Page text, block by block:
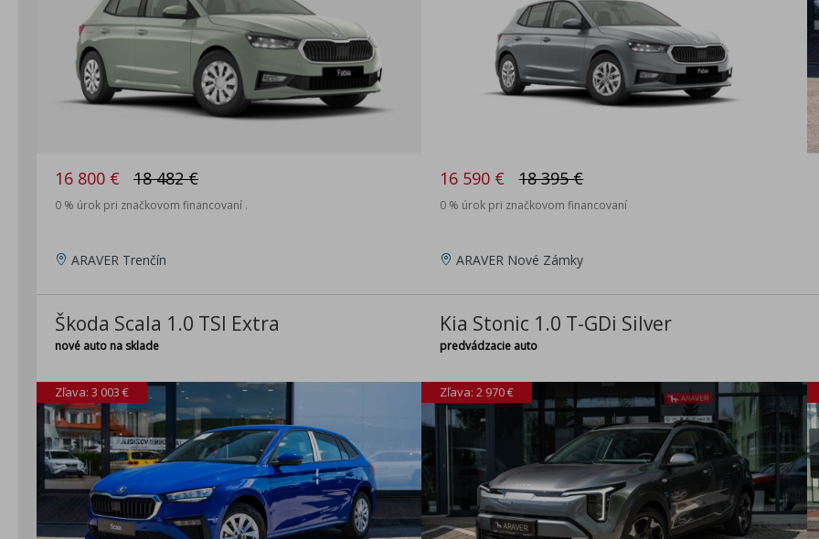
16 800 € 18 482 €
0 % úrok pri značkovom financovaní .
ARAVER Trenčín
16 590 € 18 395 €
0 % úrok pri značkovom financovaní
ARAVER Nové Zámky
Škoda Scala 1.0 TSI Extra
nové auto na sklade
Zľava: 3 003 €
Kia Stonic 1.0 T-GDi Silver
predvádzacie auto
Zľava: 2 970 €